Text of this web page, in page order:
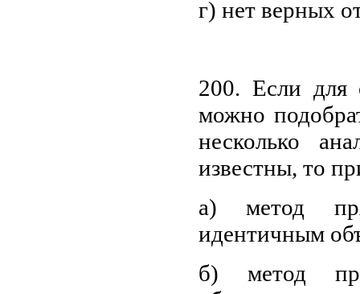
г) нет верных
200. Если для
можно
несколько
известны, то
а) метод
идентичным
б) метод